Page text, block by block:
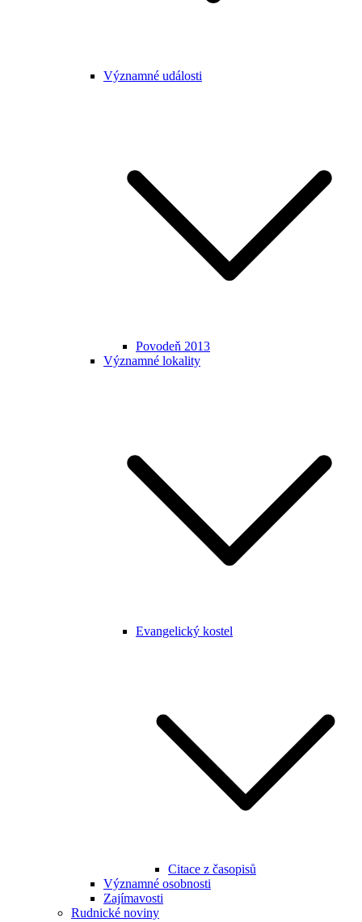
Významné události
Povodeň 2013
Významné lokality
Evangelický kostel
Citace z časopisů
Významné osobnosti
Zajímavosti
Rudnické noviny